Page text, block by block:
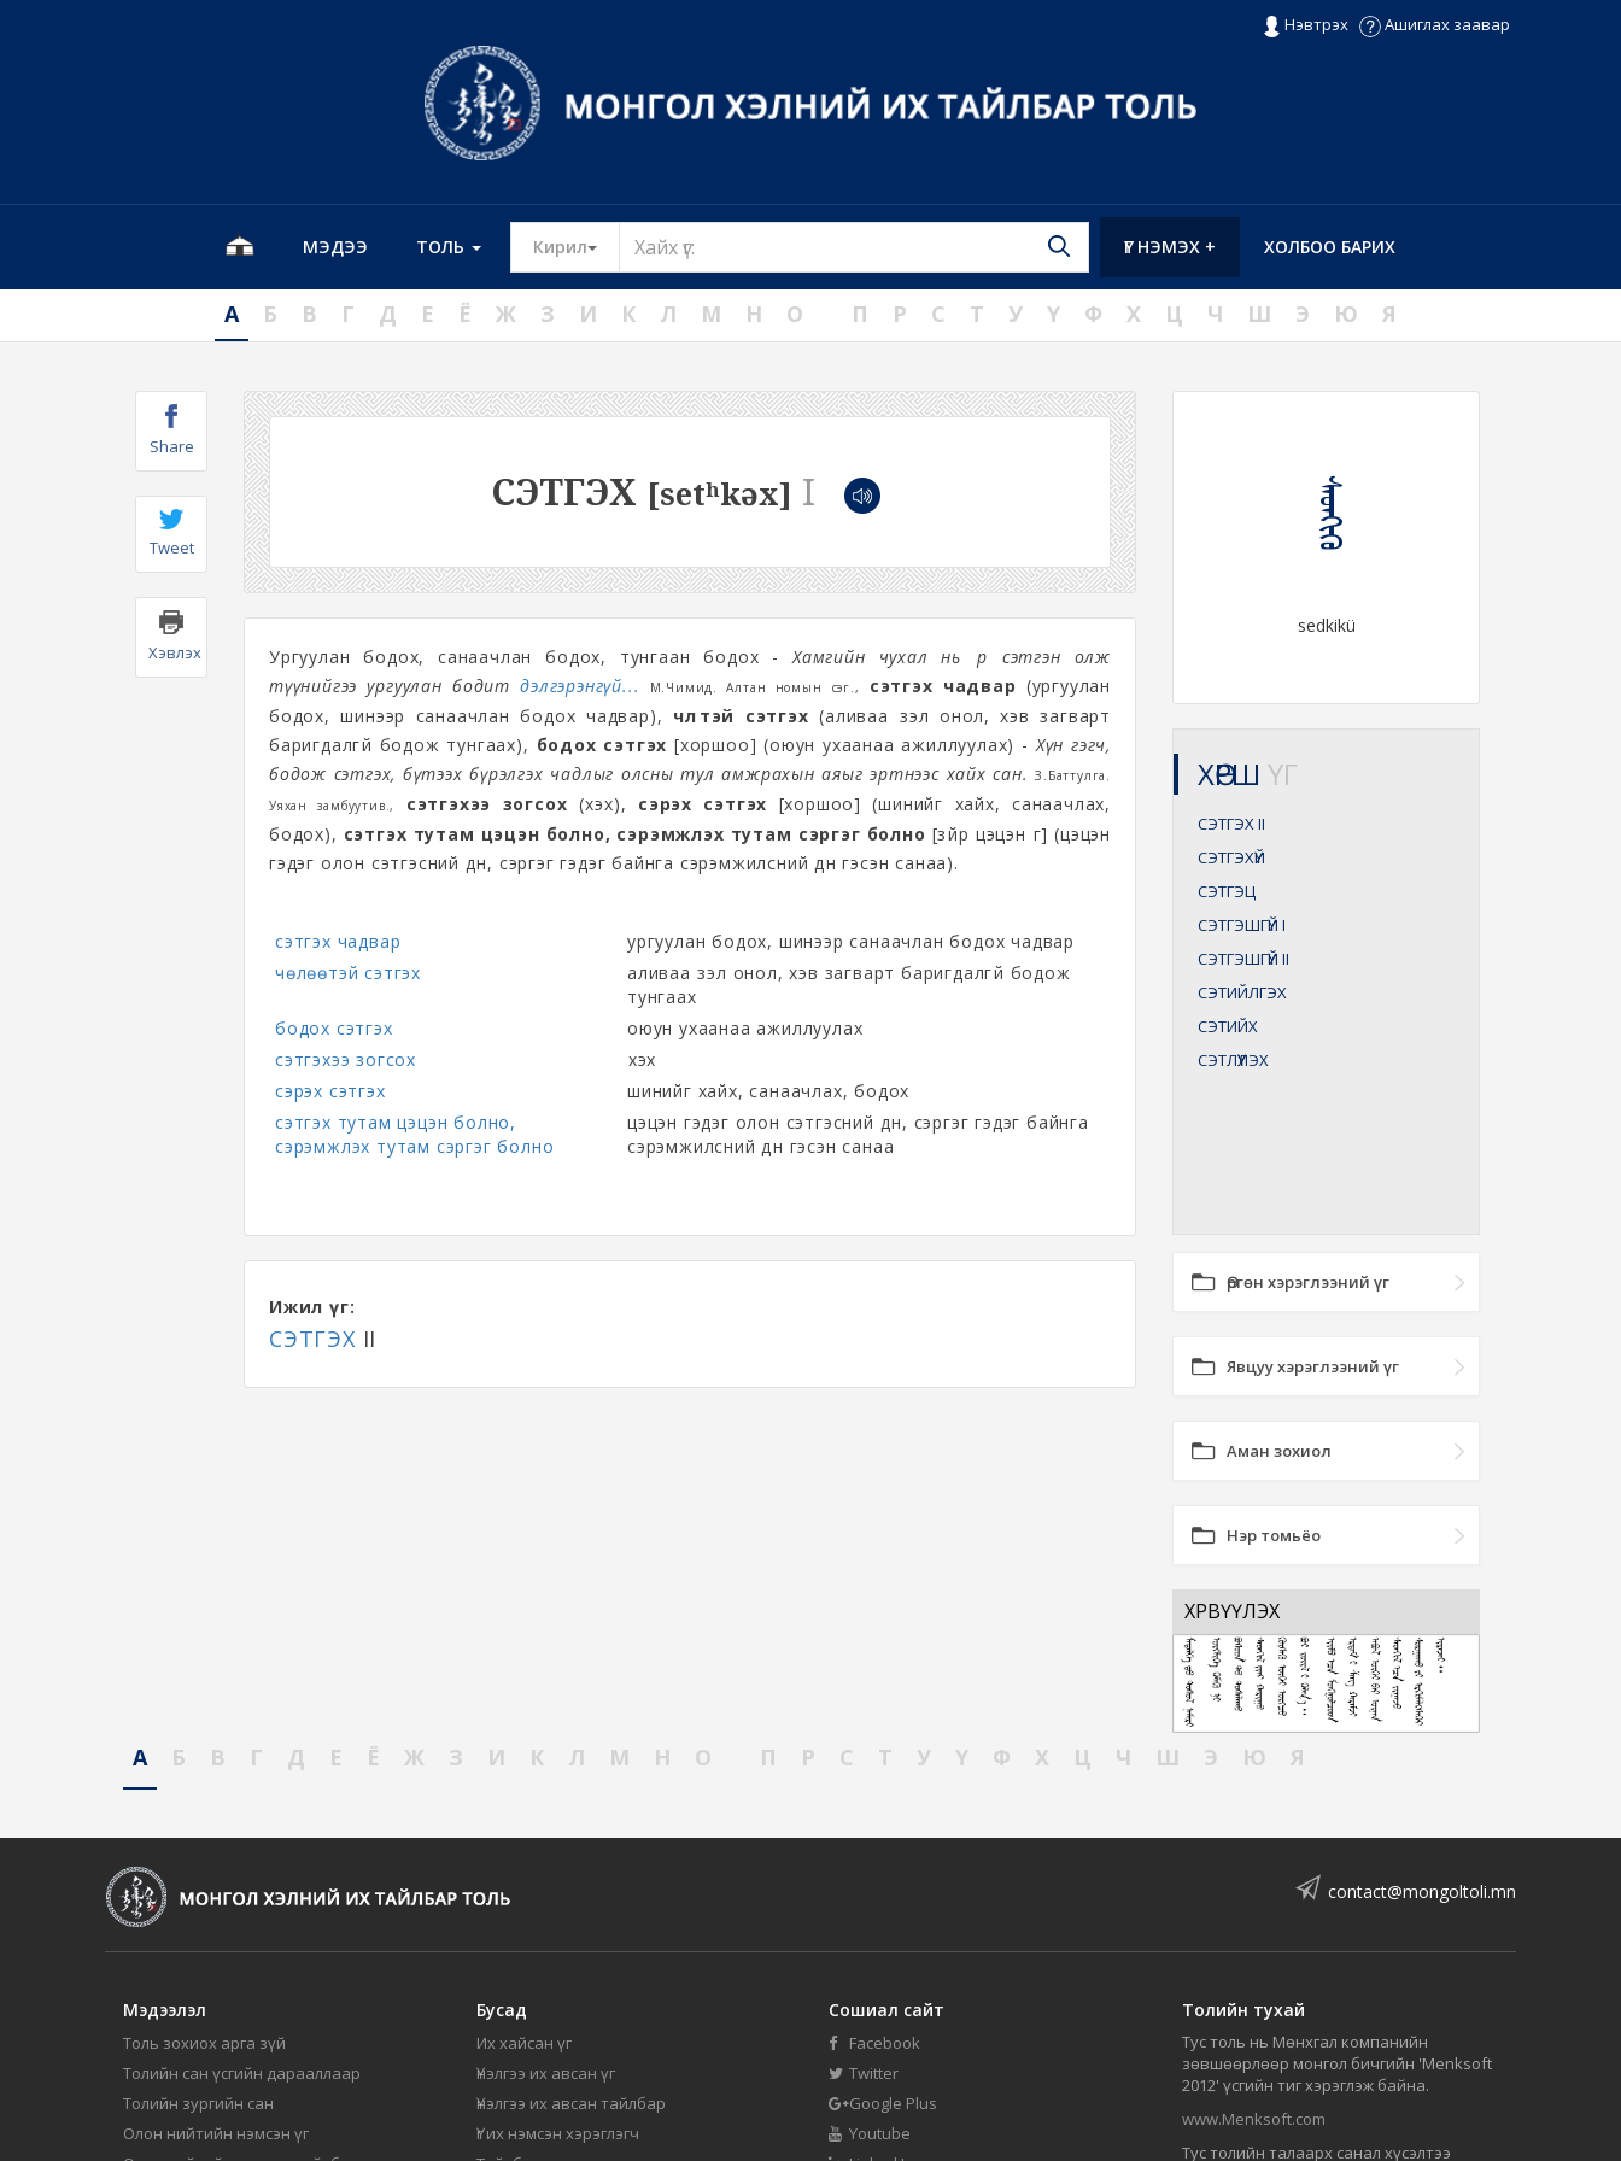
Нэвтрэх Ашиглах заавар
МЭДЭЭ ТОЛЬ Кирил Toggle Dropdown ХОЛБОО БАРИХ
ҮГ НЭМЭХ +
А Б В Г Д Е Ё Ж З И К Л М Н О П Р С Т У Ү Ф Х Ц Ч Ш Э Ю Я
Share
Tweet
Хэвлэх
СЭТГЭХ [setʰkəx] I
Ургуулан бодох, санаачлан бодох, тунгаан бодох -Хамгийн чухал нь өөрөө сэтгэн олж
түүнийгээ ургуулан бодитдэлгэрэнгүй... М.Чимид. Алтан номын үсэг., сэтгэх чадвар (ургуулан
бодох, шинээр санаачлан бодох чадвар), чөлөөтэй сэтгэх (аливаа үзэл онол, хэв загварт
баригдалгүй бодож тунгаах), бодох сэтгэх [хоршоо] (оюун ухаанаа ажиллуулах) -Хүн гэгч,
бодож сэтгэх, бүтээх бүрэлгэх чадлыг олсны тул амжрахын аяыг эртнээс хайх сан. З.Баттулга.
Уяхан замбуутив.,
сэтгэхээ зогсох (үхэх), сэрэх сэтгэх [хоршоо] (шинийг хайх, санаачлах,
бодох), сэтгэх тутам цэцэн болно, сэрэмжлэх тутам сэргэг болно [зүйр цэцэн үг] (цэцэн
гэдэг олон сэтгэсний дүн, сэргэг гэдэг байнга сэрэмжилсний дүн гэсэн санаа).
сэтгэх чадвар
ургуулан бодох, шинээр санаачлан бодох чадвар
чөлөөтэй сэтгэх
аливаа үзэл онол, хэв загварт баригдалгүй бодож
тунгаах
бодох сэтгэх
оюун ухаанаа ажиллуулах
сэтгэхээ зогсох
үхэх
сэрэх сэтгэх
шинийг хайх, санаачлах, бодох
сэтгэх тутам цэцэн болно,
сэрэмжлэх тутам сэргэг болно
цэцэн гэдэг олон сэтгэсний дүн, сэргэг гэдэг байнга
сэрэмжилсний дүн гэсэн санаа
Ижил үг:
СЭТГЭХ II
ᠰᠡᠳᠬᠢᠬᠦ
sedkikü
ХӨРШ ҮГ
СЭТГЭХII
СЭТГЭХҮЙ
СЭТГЭЦ
СЭТГЭШГҮЙ I
СЭТГЭШГҮЙ II
СЭТИЙЛГЭХ
СЭТИЙХ
СЭТЛҮҮЛЭХ
Өргөн хэрэглээний үг
Явцуу хэрэглээний үг
Аман зохиол
Нэр томьёо
ХӨРВҮҮЛЭХ
А Б В Г Д Е Ё Ж З И К Л М Н О П Р С Т У Ү Ф Х Ц Ч Ш Э Ю Я
contact@mongoltoli.mn
Мэдээлэл
Толь зохиох арга зүй
Толийн сан үсгийн дарааллаар
Толийн зургийн сан
Олон нийтийн нэмсэн үг
Бусад
Их хайсан үг
Үнэлгээ их авсан үг
Үнэлгээ их авсан тайлбар
Үг их нэмсэн хэрэглэгч
Сошиал сайт
Facebook
Twitter
Google Plus
Youtube
Толийн тухай
Тус толь нь Мөнхгал компанийн
зөвшөөрлөөр монгол бичгийн 'Menksoft
2012' үсгийн тиг хэрэглэж байна.
www.Menksoft.com
Тус толийн талаарх санал хүсэлтээ